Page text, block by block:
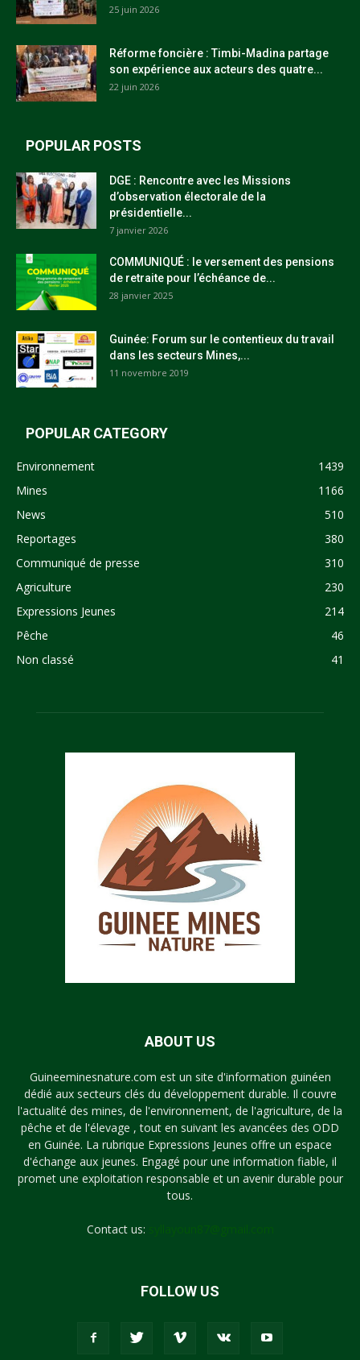
25 juin 2026
Réforme foncière : Timbi-Madina partage
son expérience aux acteurs des quatre...
22 juin 2026
POPULAR POSTS
DGE : Rencontre avec les Missions
d’observation électorale de la
présidentielle...
7 janvier 2026
COMMUNIQUÉ : le versement des pensions
de retraite pour l’échéance de...
28 janvier 2025
Guinée: Forum sur le contentieux du travail
dans les secteurs Mines,...
11 novembre 2019
POPULAR CATEGORY
Environnement
1439
Mines
1166
News
510
Reportages
380
Communiqué de presse
310
Agriculture
230
Expressions Jeunes
214
Pêche
46
Non classé
41
ABOUT US
Guineeminesnature.com est un site d'information guinéen
dédié aux secteurs clés du développement durable. Il couvre
l'actualité des mines, de l'environnement, de l'agriculture, de la
pêche et de l'élevage , tout en suivant les avancées des ODD
en Guinée. La rubrique Expressions Jeunes offre un espace
d'échange aux jeunes. Engagé pour une information fiable, il
promet une exploitation responsable et un avenir durable pour
tous.
Contact us:
FOLLOW US